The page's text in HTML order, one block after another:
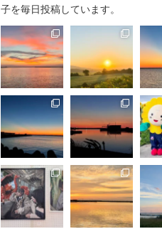
子を毎日投稿しています。